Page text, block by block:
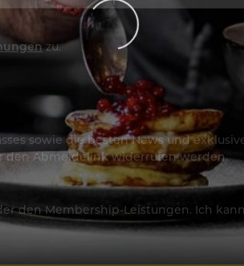
zu.
sowie die besten News und
den Abmeldelink widerrufen werden.
den Membership-Leistungen. Ich